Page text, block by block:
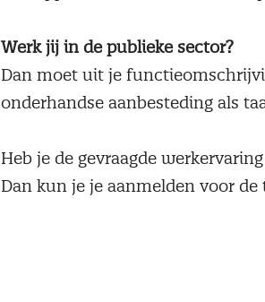
Werk jij in de publieke sector?
Dan moet uit je
onderhandse aanbesteding als
Heb je de gevraagde
Dan kun je je aanmelden voor